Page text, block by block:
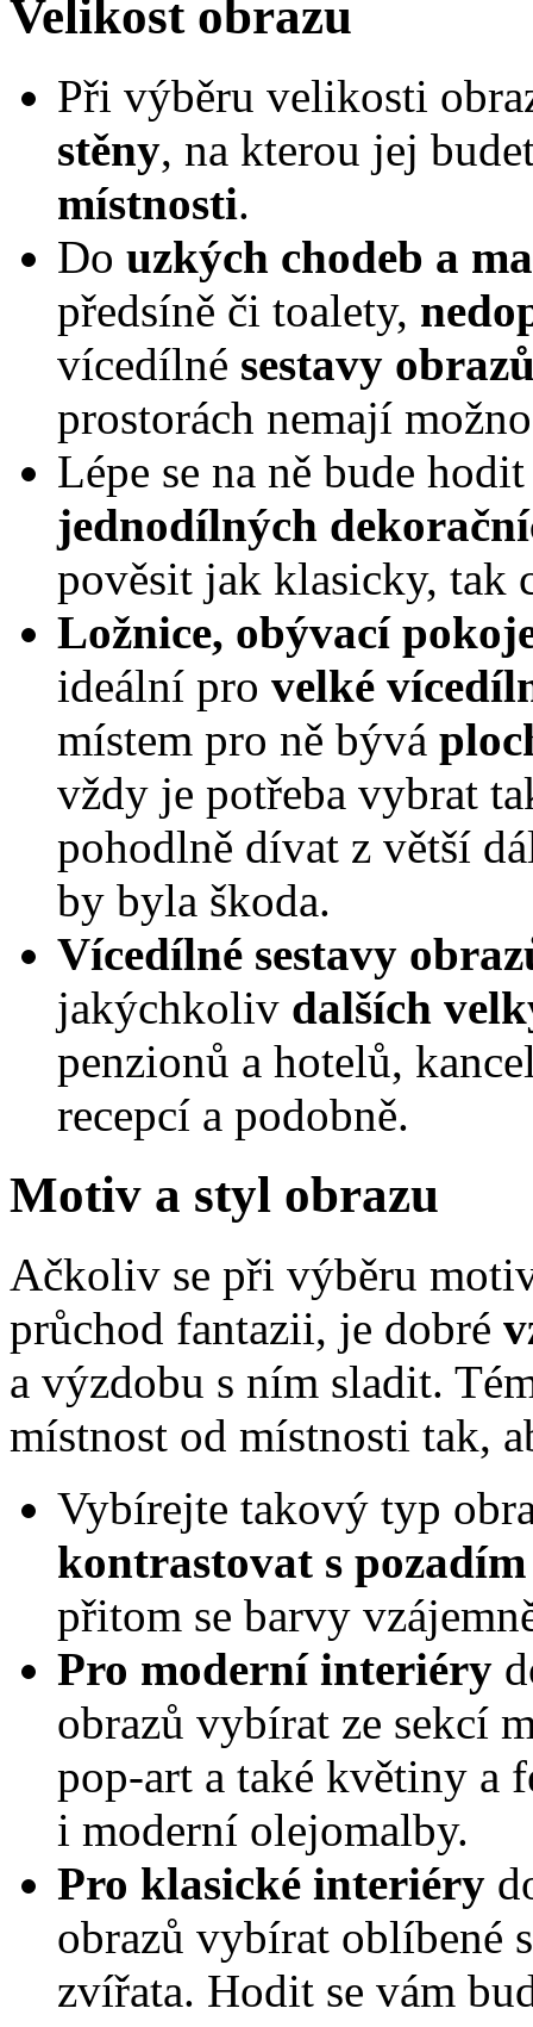
Velikost obrazu
Při výběru velikosti
stěny, na kterou jej
místnosti.
Do uzkých chodeb a
předsíně či toalety,
vícedílné sestavy
prostorách nemají
Lépe se na ně bude
jednodílných
pověsit jak klasicky, tak
Ložnice, obývací
ideální pro velké
místem pro ně bývá
vždy je potřeba vybrat
pohodlně dívat z větší
by byla škoda.
Vícedílné sestavy
jakýchkoliv dalších
penzionů a hotelů,
recepcí a podobně.
Motiv a styl obrazu
Ačkoliv se při výběru
průchod fantazii, je dobré
a výzdobu s ním sladit.
místnost od místnosti tak,
Vybírejte takový typ
kontrastovat s pozadím
přitom se barvy
Pro moderní interiéry
obrazů vybírat ze sekcí
pop-art a také květiny a
i moderní olejomalby.
Pro klasické interiéry
obrazů vybírat oblíbené
zvířata. Hodit se vám